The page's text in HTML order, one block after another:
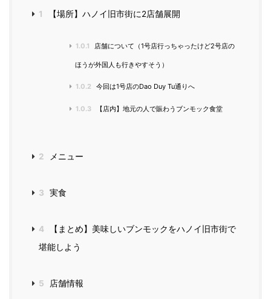
1 【場所】ハノイ旧市街に2店舗展開
1.0.1 店舗について（1号店行っちゃったけど2号店の
ほうが外国人も行きやすそう）
1.0.2 今回は1号店のDao Duy Tu通りへ
1.0.3 【店内】地元の人で賑わうブンモック食堂
2 メニュー
3 実食
4
【まとめ】美味しいブンモックをハノイ旧市街で
堪能しよう
5 店舗情報